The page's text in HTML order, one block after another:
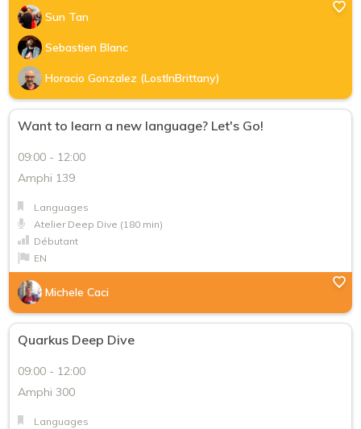
Niveau
Débutant
Confirmé
Expert
Langue
FR
Sun Tan
Sebastien Blanc
Horacio Gonzalez (LostInBrittany)
Want to learn a new language? Let's Go!
09:00 - 12:00
Amphi 139
Languages
Atelier Deep Dive (180 min)
Débutant
EN
Michele Caci
Quarkus Deep Dive
09:00 - 12:00
Amphi 300
Languages